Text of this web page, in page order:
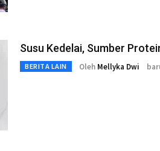
Susu Kedelai, Sumber
BERITA LAIN Oleh Mellyka Dwi